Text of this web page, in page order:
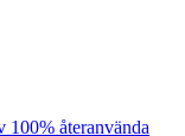
återanvända